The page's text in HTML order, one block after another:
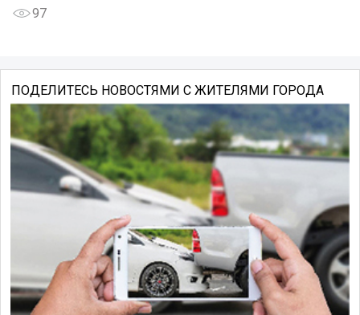
97
ПОДЕЛИТЕСЬ НОВОСТЯМИ С ЖИТЕЛЯМИ ГОРОДА